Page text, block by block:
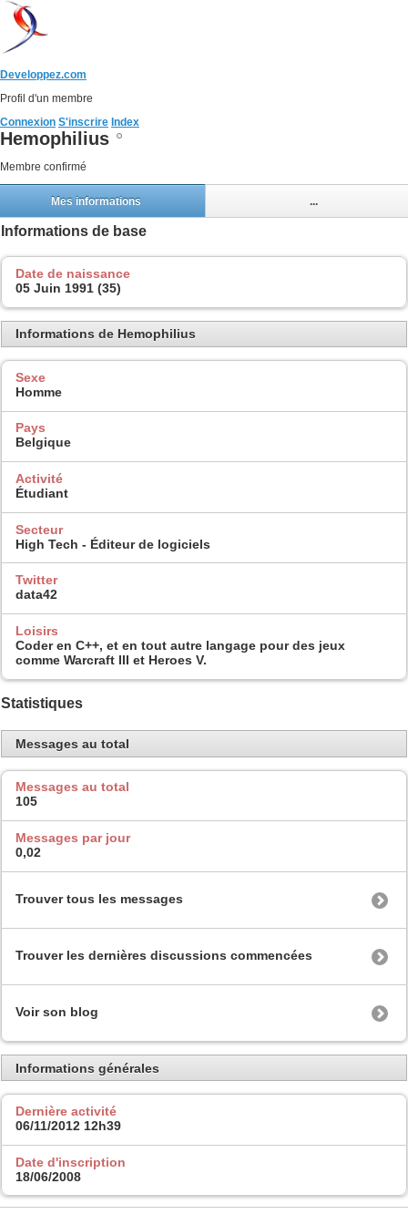
Developpez.com
Profil d'un membre
Connexion S'inscrire Index
Hemophilius
Membre confirmé
Mes informations ...
Informations de base
Date de naissance
05 Juin 1991 (35)
Informations de Hemophilius
Sexe
Homme
Pays
Belgique
Activité
Étudiant
Secteur
High Tech - Éditeur de logiciels
Twitter
data42
Loisirs
Coder en C++, et en tout autre langage pour des jeux
comme Warcraft III et Heroes V.
Statistiques
Messages au total
Messages au total
105
Messages par jour
0,02
Trouver tous les messages
Trouver les dernières discussions commencées
Voir son blog
Informations générales
Dernière activité
06/11/2012 12h39
Date d'inscription
18/06/2008